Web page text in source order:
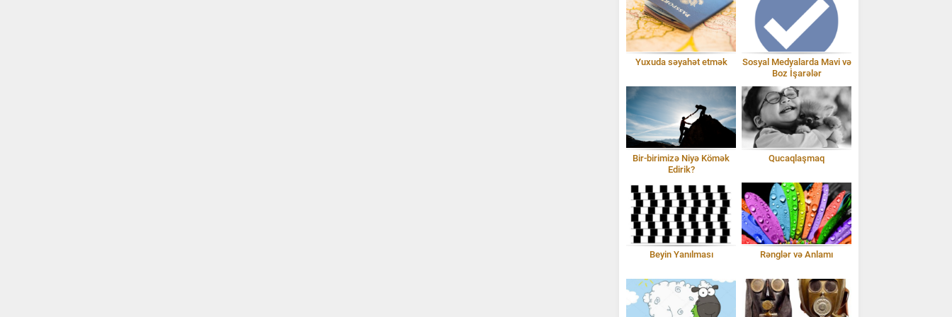
Yuxuda səyahət etmək
Sosyal Medyalarda Mavi və
Boz İşarələr
Bir-birimizə Niyə Kömək
Edirik?
Qucaqlaşmaq
Beyin Yanılması Rənglər və Anlamı